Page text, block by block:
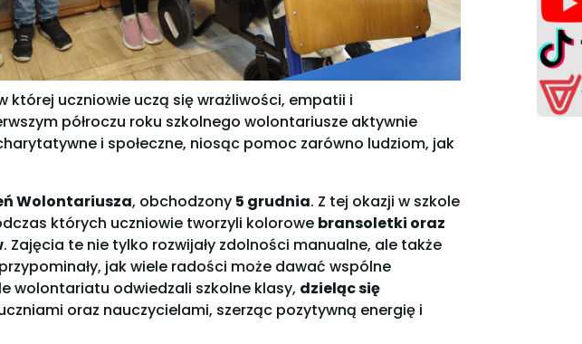
której uczniowie uczą się wrażliwości, empatii i
półroczu roku szkolnego wolontariusze aktywnie
i społeczne, niosąc pomoc zarówno ludziom, jak
Wolontariusza, obchodzony 5 grudnia. Z tej okazji w szkole
których uczniowie tworzyli kolorowe bransoletki oraz
. Zajęcia te nie tylko rozwijały zdolności manualne, ale także
jak wiele radości może dawać wspólne
wolontariatu odwiedzali szkolne klasy, dzieląc się
oraz nauczycielami, szerząc pozytywną energię i